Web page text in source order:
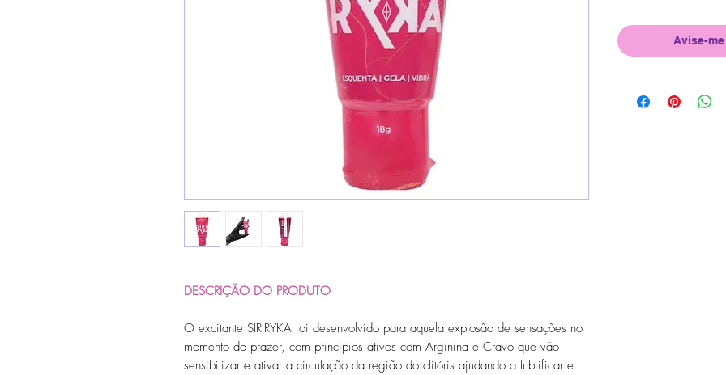
DESCRIÇÃO DO PRODUTO
O excitante SIRIRYKA foi desenvolvido para aquela explosão de sensações no
momento do prazer, com princípios ativos com Arginina e Cravo que vão
sensibilizar e ativar a circulação da região do clitóris ajudando a lubrificar e
Avise-